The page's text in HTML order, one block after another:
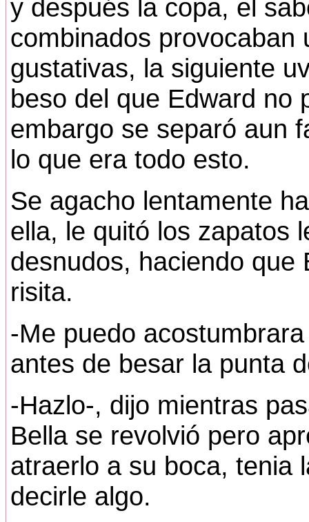
y después la copa, el
combinados provocaban
gustativas, la siguiente
beso del que Edward no
embargo se separó aun
lo que era todo esto.
Se agacho lentamente
ella, le quitó los zapatos
desnudos, haciendo que
risita.
-Me puedo
antes de besar la punta
-Hazlo-, dijo mientras
Bella se revolvió pero
atraerlo a su boca, tenia
decirle algo.